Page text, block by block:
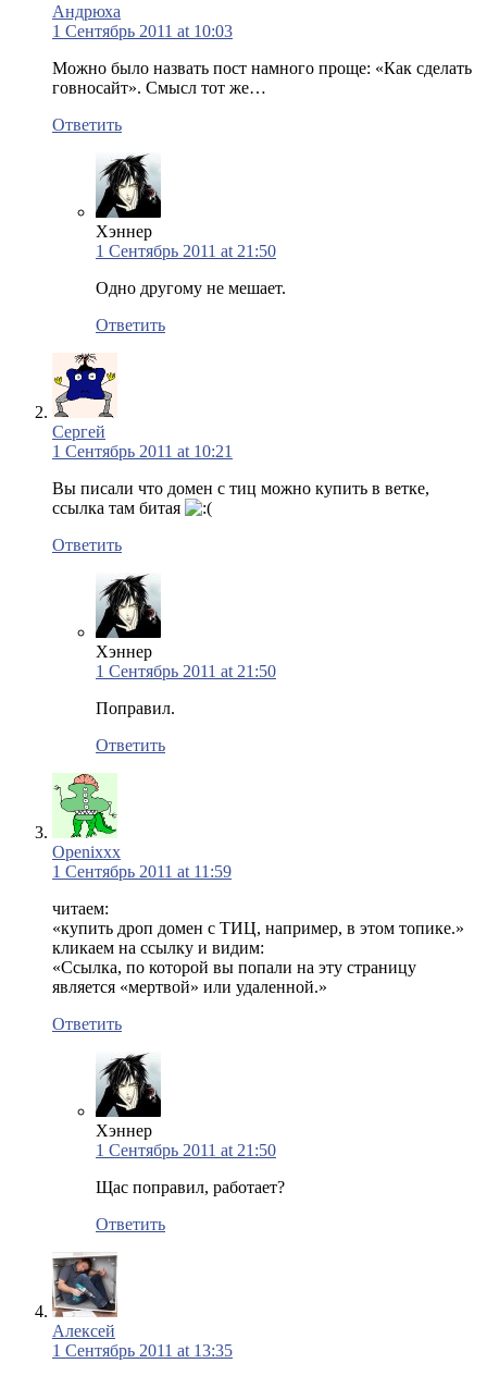
Андрюха
1 Сентябрь 2011 at 10:03
Можно было назвать пост намного проще: «Как сделать
говносайт». Смысл тот же…
Ответить
Хэннер
1 Сентябрь 2011 at 21:50
Одно другому не мешает.
Ответить
Сергей
1 Сентябрь 2011 at 10:21
Вы писали что домен с тиц можно купить в ветке,
ссылка там битая
Ответить
Хэннер
1 Сентябрь 2011 at 21:50
Поправил.
Ответить
Openixxx
1 Сентябрь 2011 at 11:59
читаем:
«купить дроп домен с ТИЦ, например, в этом топике.»
кликаем на ссылку и видим:
«Ссылка, по которой вы попали на эту страницу
является «мертвой» или удаленной.»
Ответить
Хэннер
1 Сентябрь 2011 at 21:50
Щас поправил, работает?
Ответить
Алексей
1 Сентябрь 2011 at 13:35